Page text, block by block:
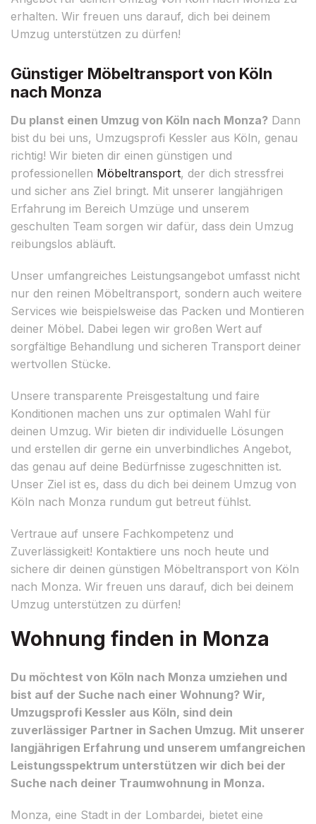
erhalten. Wir freuen uns darauf, dich bei deinem
Umzug unterstützen zu dürfen!
Günstiger Möbeltransport von Köln
nach Monza
Du planst einen Umzug von Köln nach Monza? Dann
bist du bei uns, Umzugsprofi Kessler aus Köln, genau
richtig! Wir bieten dir einen günstigen und
professionellen Möbeltransport, der dich stressfrei
und sicher ans Ziel bringt. Mit unserer langjährigen
Erfahrung im Bereich Umzüge und unserem
geschulten Team sorgen wir dafür, dass dein Umzug
reibungslos abläuft.
Unser umfangreiches Leistungsangebot umfasst nicht
nur den reinen Möbeltransport, sondern auch weitere
Services wie beispielsweise das Packen und Montieren
deiner Möbel. Dabei legen wir großen Wert auf
sorgfältige Behandlung und sicheren Transport deiner
wertvollen Stücke.
Unsere transparente Preisgestaltung und faire
Konditionen machen uns zur optimalen Wahl für
deinen Umzug. Wir bieten dir individuelle Lösungen
und erstellen dir gerne ein unverbindliches Angebot,
das genau auf deine Bedürfnisse zugeschnitten ist.
Unser Ziel ist es, dass du dich bei deinem Umzug von
Köln nach Monza rundum gut betreut fühlst.
Vertraue auf unsere Fachkompetenz und
Zuverlässigkeit! Kontaktiere uns noch heute und
sichere dir deinen günstigen Möbeltransport von Köln
nach Monza. Wir freuen uns darauf, dich bei deinem
Umzug unterstützen zu dürfen!
Wohnung finden in Monza
Du möchtest von Köln nach Monza umziehen und
bist auf der Suche nach einer Wohnung? Wir,
Umzugsprofi Kessler aus Köln, sind dein
zuverlässiger Partner in Sachen Umzug. Mit unserer
langjährigen Erfahrung und unserem umfangreichen
Leistungsspektrum unterstützen wir dich bei der
Suche nach deiner Traumwohnung in Monza.
Monza, eine Stadt in der Lombardei, bietet eine